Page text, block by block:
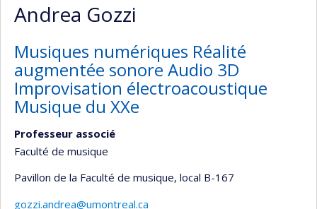
Andrea Gozzi
Musiques numériques Réalité
augmentée sonore Audio 3D
Improvisation électroacoustique
Musique du XXe
Professeur associé
Faculté de musique
Pavillon de la Faculté de musique, local B-167
gozzi.andrea@umontreal.ca